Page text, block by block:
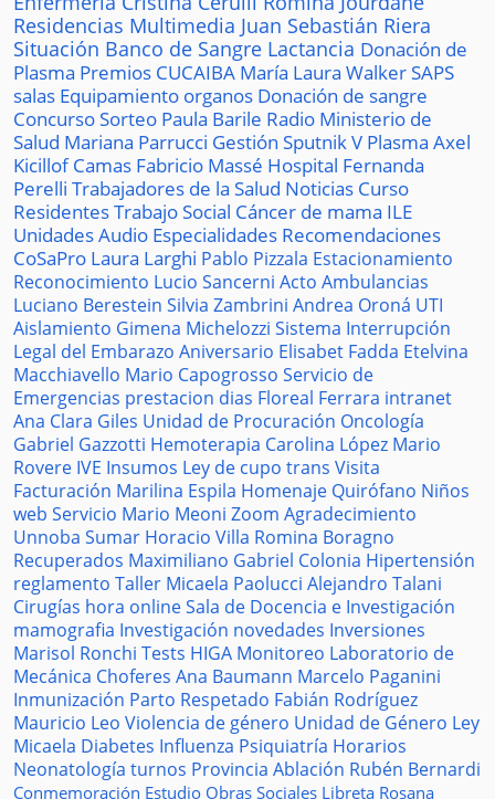
Residencias Multimedia Juan Sebastián Riera
Situación Banco de Sangre Lactancia Donación de
Plasma Premios CUCAIBA María Laura WalkerSAPS
salas Equipamiento organos Donación de sangre
ConcursoSorteo Paula Barile Radio Ministerio de
Salud Mariana Parrucci Gestión Sputnik V Plasma Axel
KicillofCamas Fabricio Massé Hospital Fernanda
Perelli Trabajadores de la Salud Noticias Curso
ResidentesTrabajo Social Cáncer de mama ILE
UnidadesAudio Especialidades Recomendaciones
CoSaPro Laura Larghi Pablo Pizzala Estacionamiento
Reconocimiento Lucio Sancerni Acto Ambulancias
Luciano Berestein Silvia Zambrini Andrea Oroná UTI
Aislamiento Gimena Michelozzi Sistema Interrupción
Legal del Embarazo Aniversario Elisabet Fadda Etelvina
Macchiavello Mario Capogrosso Servicio de
Emergencias prestacion dias Floreal Ferrara intranet
Ana Clara Giles Unidad de Procuración Oncología
Gabriel Gazzotti Hemoterapia Carolina López Mario
Rovere IVE Insumos Ley de cupo trans Visita
Facturación Marilina Espila Homenaje Quirófano Niños
web Servicio Mario Meoni Zoom Agradecimiento
Unnoba Sumar Horacio Villa Romina Boragno
Recuperados Maximiliano Gabriel Colonia Hipertensión
reglamento Taller Micaela Paolucci Alejandro Talani
Cirugías hora onlineSala de Docencia e Investigación
mamografia Investigación novedades Inversiones
Marisol Ronchi Tests HIGA Monitoreo Laboratorio de
Mecánica Choferes Ana Baumann Marcelo Paganini
Inmunización Parto Respetado Fabián Rodríguez
Mauricio Leo Violencia de género Unidad de Género Ley
Micaela Diabetes Influenza Psiquiatría Horarios
Neonatología turnos Provincia Ablación Rubén Bernardi
Conmemoración Estudio Obras Sociales Libreta Rosana